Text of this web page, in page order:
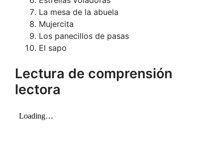
La mesa de la abuela
Mujercita
Los panecillos de pasas
El sapo
Lectura de comprensión
lectora